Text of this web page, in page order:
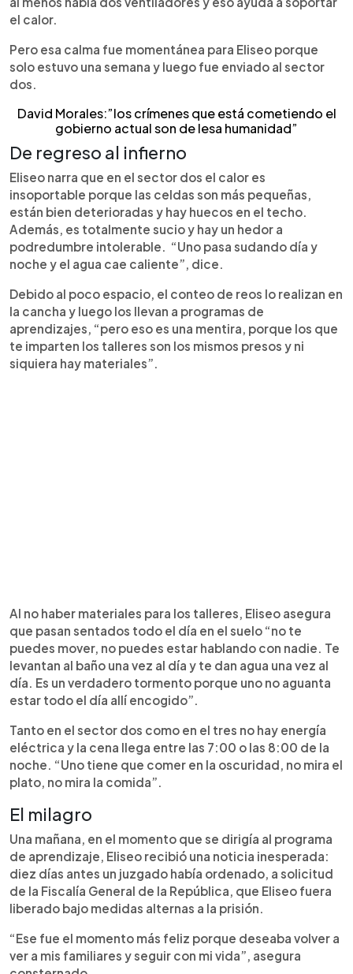
el calor.
Pero esa calma fue momentánea para Eliseo porque
solo estuvo una semana y luego fue enviado al sector
dos.
David Morales:”los crímenes que está cometiendo el
gobierno actual son de lesa humanidad”
De regreso al infierno
Eliseo narra que en el sector dos el calor es
insoportable porque las celdas son más pequeñas,
están bien deterioradas y hay huecos en el techo.
Además, es totalmente sucio y hay un hedor a
podredumbre intolerable. “Uno pasa sudando día y
noche y el agua cae caliente”, dice.
Debido al poco espacio, el conteo de reos lo realizan en
la cancha y luego los llevan a programas de
aprendizajes, “pero eso es una mentira, porque los que
te imparten los talleres son los mismos presos y ni
siquiera hay materiales”.
Al no haber materiales para los talleres, Eliseo asegura
que pasan sentados todo el día en el suelo “no te
puedes mover, no puedes estar hablando con nadie. Te
levantan al baño una vez al día y te dan agua una vez al
día. Es un verdadero tormento porque uno no aguanta
estar todo el día allí encogido”.
Tanto en el sector dos como en el tres no hay energía
eléctrica y la cena llega entre las 7:00 o las 8:00 de la
noche. “Uno tiene que comer en la oscuridad, no mira el
plato, no mira la comida”.
El milagro
Una mañana, en el momento que se dirigía al programa
de aprendizaje, Eliseo recibió una noticia inesperada:
diez días antes un juzgado había ordenado, a solicitud
de la Fiscalía General de la República, que Eliseo fuera
liberado bajo medidas alternas a la prisión.
“Ese fue el momento más feliz porque deseaba volver a
ver a mis familiares y seguir con mi vida”, asegura